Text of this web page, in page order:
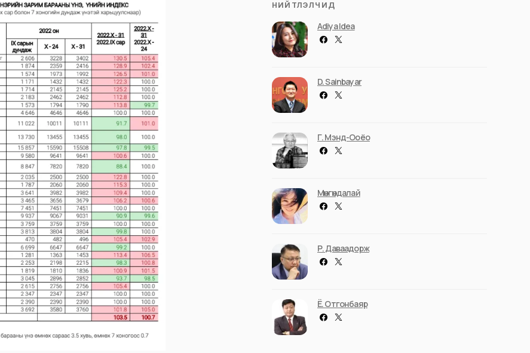
НИЙТЛЭЛЧИД
Adiya Idea
D. Sainbayar
Г. Мэнд-Ооёо
Мөнгөндалай
Р. Даваадорж
Ё. Отгонбаяр